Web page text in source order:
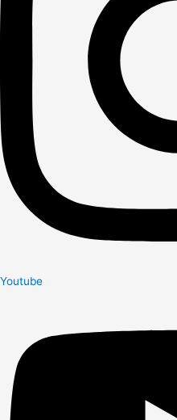
Youtube